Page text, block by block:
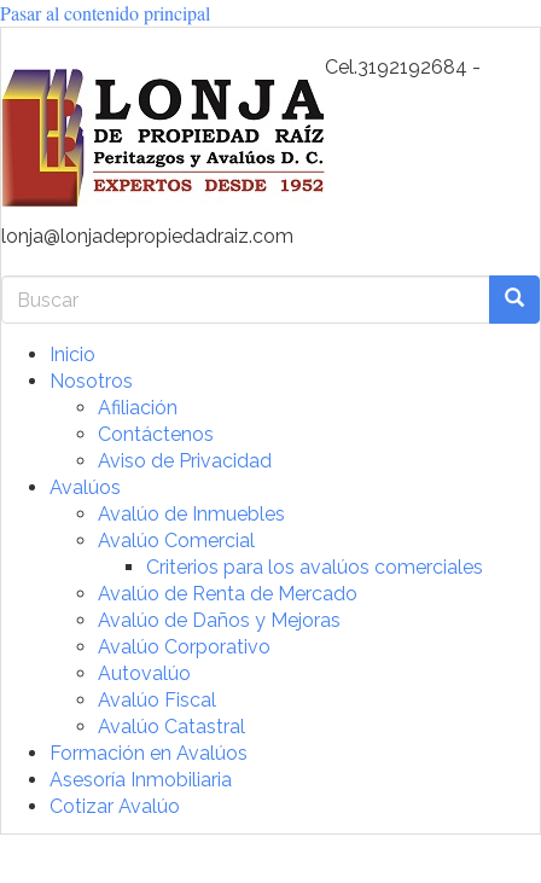
Pasar al contenido principal
Cel.3192192684 -
lonja@lonjadepropiedadraiz.com
Buscar
Inicio
Nosotros
Afiliación
Contáctenos
Aviso de Privacidad
Avalúos
Avalúo de Inmuebles
Avalúo Comercial
Criterios para los avalúos comerciales
Avalúo de Renta de Mercado
Avalúo de Daños y Mejoras
Avalúo Corporativo
Autovalúo
Avalúo Fiscal
Avalúo Catastral
Formación en Avalúos
Asesoría Inmobiliaria
Cotizar Avalúo